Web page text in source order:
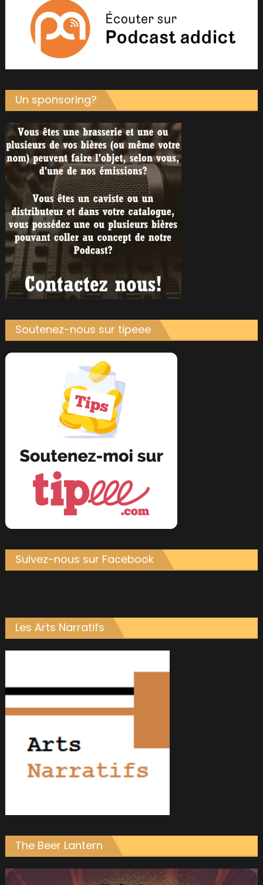
Un sponsoring?
Soutenez-nous sur tipeee
Suivez-nous sur Facebook
Les Arts Narratifs
The Beer Lantern